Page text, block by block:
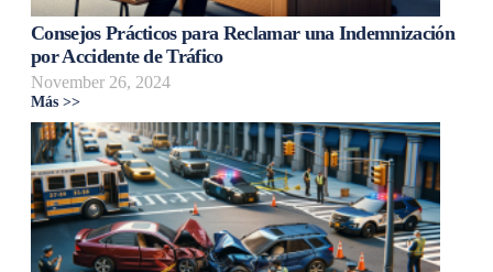
Consejos Prácticos para Reclamar una Indemnización
por Accidente de Tráfico
November 26, 2024
Más >>